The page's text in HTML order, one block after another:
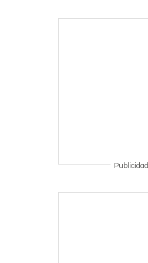
Publicidad